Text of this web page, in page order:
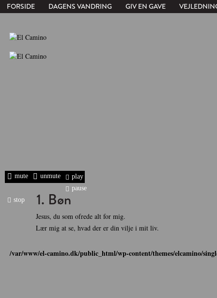
FORSIDE DAGENS VANDRING GIV EN GAVE
mute unmute
play
pause
stop
1. Bøn
Jesus, du som ofrede alt for mig.
Lær mig at se, hvad der er din vilje i mit liv.
/var/www/el-camino.dk/public_html/wp-content/themes/elcamino/